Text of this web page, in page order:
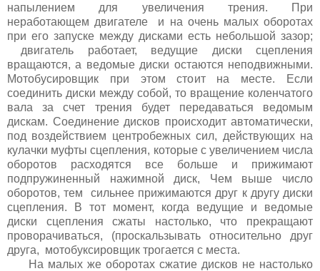
напылением для увеличения трения. При
неработающем двигателе и на очень малых оборотах
при его запуске между дисками есть небольшой зазор;
двигатель работает, ведущие диски сцепления
вращаются, а ведомые диски остаются неподвижными.
Мотобусировщик при этом стоит на месте. Если
соединить диски между собой, то вращение коленчатого
вала за счет трения будет передаваться ведомым
дискам. Соединение дисков происходит автоматически,
под воздействием центробежных сил, действующих на
кулачки муфты сцепления, которые с увеличением числа
оборотов расходятся все больше и прижимают
подпружиненный нажимной диск, Чем выше число
оборотов, тем сильнее прижимаются друг к другу диски
сцепления. В тот момент, когда ведущие и ведомые
диски сцепления сжаты настолько, что прекращают
проворачиваться, (проскальзывать относительно друг
друга, мотобуксировщик трогается с места.
На малых же оборотах сжатие дисков не настолько